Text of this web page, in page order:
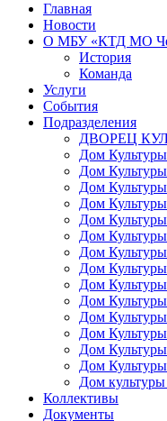
Главная
Новости
О МБУ «КТД МО
История
Команда
Услуги
События
Подразделения
ДВОРЕЦ
Дом
Дом Культуры
Дом
Дом
Дом
Дом
Дом
Дом
Дом
Дом
Дом
Дом
Дом
Дом
Дом
Коллективы
Документы